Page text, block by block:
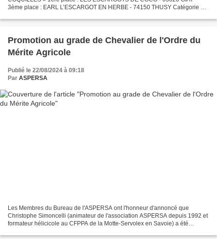
3ème place : EARL L’ESCARGOT EN HERBE - 74150 THUSY Catégorie «
Promotion au grade de Chevalier de l'Ordre du
Mérite Agricole
Publié le 22/08/2024 à 09:18
Par ASPERSA
Les Membres du Bureau de l'ASPERSA ont l'honneur d'annoncé que
Christophe Simoncelli (animateur de l'association ASPERSA depuis 1992 et
formateur hélicicole au CFPPA de la Motte-Servolex en Savoie) a été